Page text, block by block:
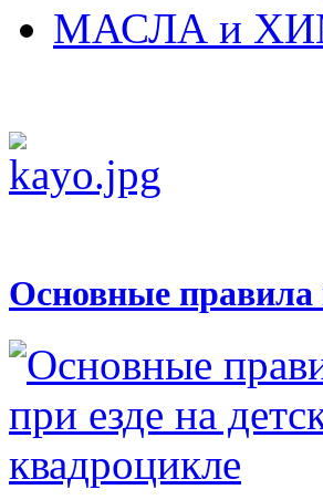
МАСЛА и
Основные правила